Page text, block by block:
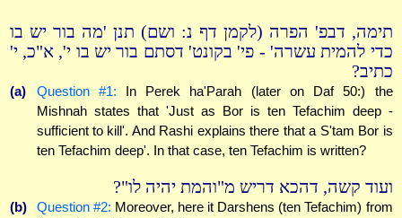
תימה, דבפ' הפרה (לקמן דף נ: ושם) תנן 'מה בור יש בו
כדי להמית עשרה' - פי' בקונט' דסתם בור יש בו י', א"כ, י'
כתיב?
(a) Question #1: In Perek ha'Parah (later on Daf 50:) the
Mishnah states that 'Just as Bor is ten Tefachim deep -
sufficient to kill'. And Rashi explains there that a S'tam Bor is
ten Tefachim deep'. In that case, ten Tefachim is written?
ועוד קשה, דהכא דריש מ"והמת יהיה לו"?
(b) Question #2: Moreover, here it Darshens (ten Tefachim) from